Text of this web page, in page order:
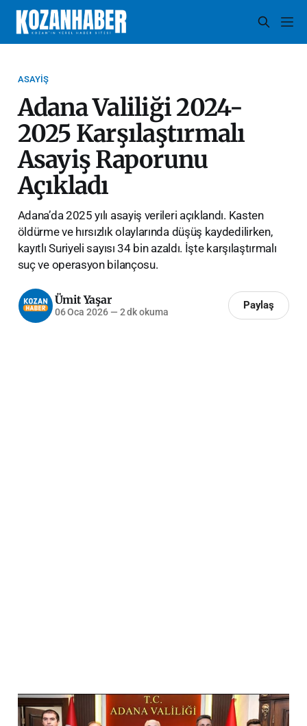
ASAYIŞ
Adana Valiliği 2024-
2025 Karşılaştırmalı
Asayiş Raporunu
Açıkladı
Adana’da 2025 yılı asayiş verileri açıklandı. Kasten
öldürme ve hırsızlık olaylarında düşüş kaydedilirken,
kayıtlı Suriyeli sayısı 34 bin azaldı. İşte karşılaştırmalı
suç ve operasyon bilançosu.
Ümit Yaşar
06 Oca 2026 — 2 dk okuma
Paylaş